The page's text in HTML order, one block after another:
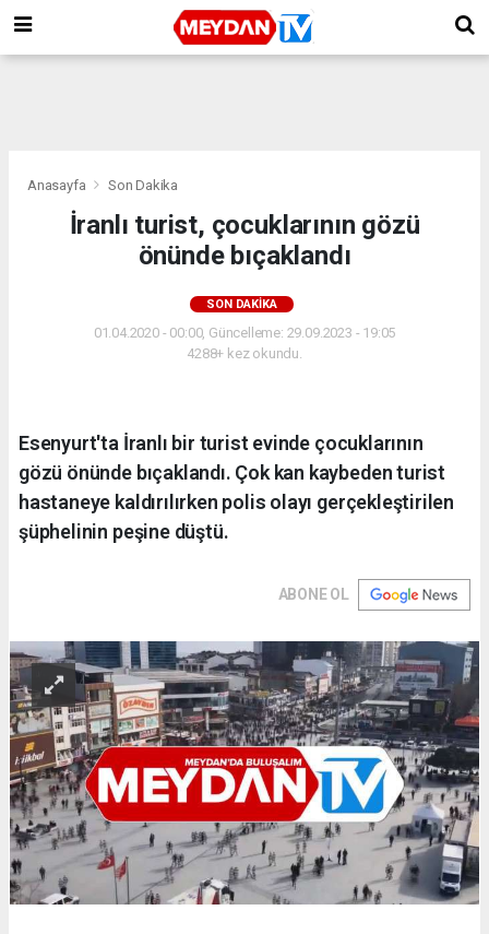
Anasayfa Son Dakika
İranlı turist, çocuklarının gözü
önünde bıçaklandı
SON DAKIKA
01.04.2020 - 00:00, Güncelleme: 29.09.2023 - 19:05
4288+ kez okundu.
Esenyurt'ta İranlı bir turist evinde çocuklarının
gözü önünde bıçaklandı. Çok kan kaybeden turist
hastaneye kaldırılırken polis olayı gerçekleştirilen
şüphelinin peşine düştü.
ABONE OL